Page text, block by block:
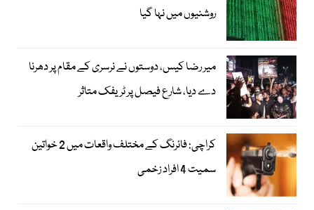
روشنیوں میں نہا گیا
میر رضا کیس، دوستوں نے نرسری کے مقام پر دھرنا
دے دیا، شارع فیصل پر ٹریفک متاثر
کراچی: فائرنگ کے مختلف واقعات میں 2 خواتین
سمیت 4 افراد زخمی